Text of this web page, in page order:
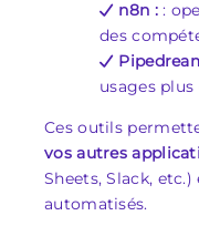
n8n ::
des
usages plus
Ces outils
vos autres
Sheets, Slack,
automatisés.